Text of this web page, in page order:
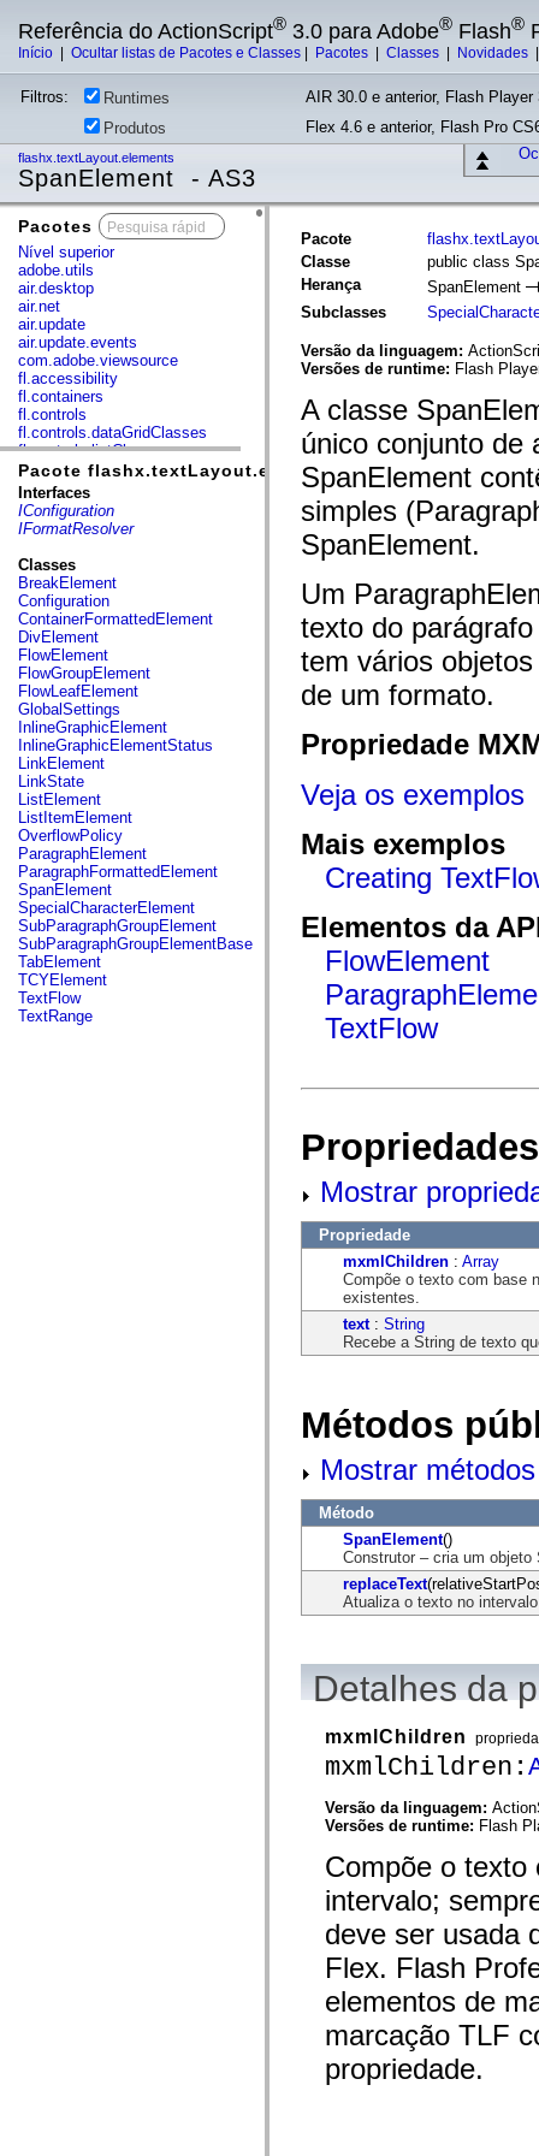
Referência do ActionScript® 3.0 para Adobe® Flash®
Início Ocultar listas de Pacotes e Classes Pacotes Classes Novidades
Filtros: Runtimes
AIR 30.0 e anterior, Flash
Produtos
Flex 4.6 e anterior, Flash Pro
flashx.textLayout.elements
SpanElement - AS3
Pacotes
Nível superior
adobe.utils
air.desktop
air.net
air.update
air.update.events
com.adobe.viewsource
fl.accessibility
fl.containers
fl.controls
fl.controls.dataGridClasses
fl.controls.listClasses
fl.controls.progressBarClasses
fl.core
fl.data
fl.display
fl.ik
fl.lang
fl.livepreview
fl.managers
fl.motion
fl.motion.easing
fl.rsl
fl.text
fl.transitions
fl.transitions.easing
fl.video
flash.accessibility
flash.concurrent
flash.crypto
flash.data
flash.desktop
flash.display
flash.display3D
flash.display3D.textures
flash.errors
flash.events
flash.external
flash.filesystem
flash.filters
flash.geom
flash.globalization
flash.html
mx.automation.delegates.advancedDataGrid
mx.automation.delegates.controls.dataGridClasses
Pacote flashx.textLayout.elements
Interfaces
IConfiguration
IFormatResolver
Classes
BreakElement
Configuration
ContainerFormattedElement
DivElement
FlowElement
FlowGroupElement
FlowLeafElement
GlobalSettings
InlineGraphicElement
InlineGraphicElementStatus
LinkElement
LinkState
ListElement
ListItemElement
OverflowPolicy
ParagraphElement
ParagraphFormattedElement
SpanElement
SpecialCharacterElement
SubParagraphGroupElement
SubParagraphGroupElementBase
TabElement
TCYElement
TextFlow
TextRange
Pacote
Classe
public class
Herança
SpanElement
Subclasses
Versão da linguagem:
Versões de runtime: Flash
A classe
único conjunto de
SpanElement
simples
SpanElement.
Um
texto do
tem vários
de um formato.
Propriedade
Veja os exemplos
Mais exemplos
Creating
Elementos da
FlowElement
TextFlow
Mostrar
Propriedade
mxmlChildren : Array
Compõe o texto com base
existentes.
text : String
Recebe a String de texto
Métodos
Mostrar
Método
SpanElement()
Construtor – cria um
replaceText
Atualiza o texto no
Detalhes da
mxmlChildren
mxmlChildren:
Versão da linguagem:
Versões de runtime: Flash
Compõe o texto
intervalo;
deve ser usada
Flex. Flash
elementos de
marcação TLF
propriedade.